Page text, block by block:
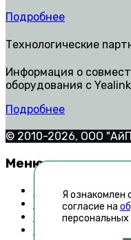
Подробнее
Технологические
Информация о
оборудования с Yealink
Подробнее
© 2010-2026, ООО
Меню
Контакты
Техническая
Как стать
Я ознакомлен
согласие на